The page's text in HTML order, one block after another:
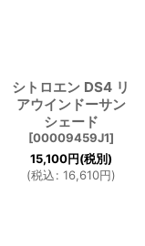
シトロエン DS4 リ
アウインドーサン
シェード
[00009459J1]
15,100円(税別)
(税込: 16,610円)